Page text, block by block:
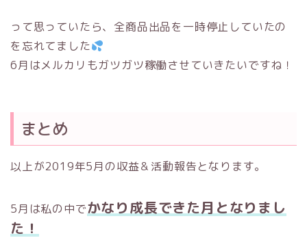
って思っていたら、全商品出品を一時停止していたの
を忘れてました
6月はメルカリもガツガツ稼働させていきたいですね！
まとめ
以上が2019年5月の収益＆活動報告となります。
5月は私の中でかなり成長できた月となりまし
た！